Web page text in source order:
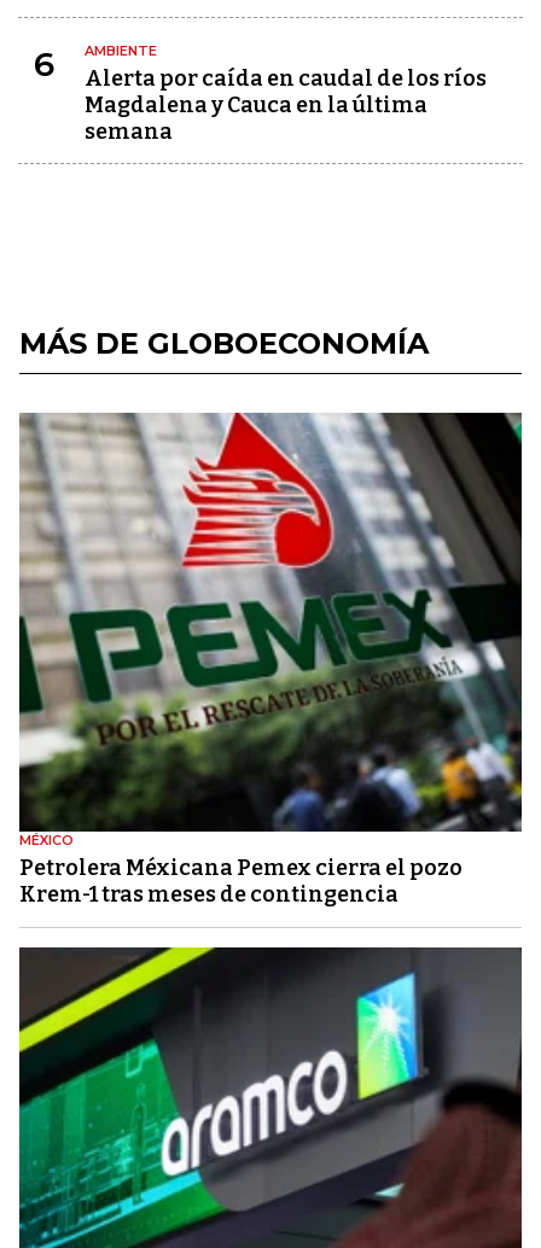
6 AMBIENTE
Alerta por caída en caudal de los ríos
Magdalena y Cauca en la última
semana
MÁS DE GLOBOECONOMÍA
MÉXICO
Petrolera Méxicana Pemex cierra el pozo
Krem-1 tras meses de contingencia